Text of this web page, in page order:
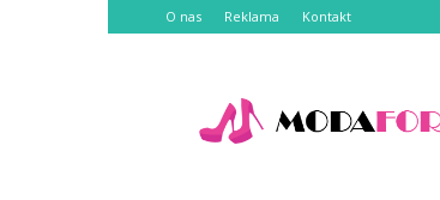
O nas Reklama Kontakt